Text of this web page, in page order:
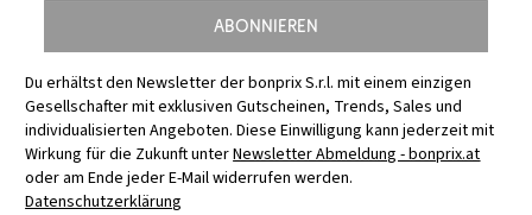
Abonnieren
Du erhältst den Newsletter der bonprix S.r.l. mit einem einzigen
Gesellschafter mit exklusiven Gutscheinen, Trends, Sales und
individualisierten Angeboten. Diese Einwilligung kann jederzeit mit
Wirkung für die Zukunft unterNewsletter Abmeldung - bonprix.at
oder am Ende jeder E-Mail widerrufen werden.
Datenschutzerklärung